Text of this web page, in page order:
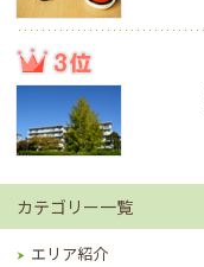
カテゴリー一覧
エリア紹介